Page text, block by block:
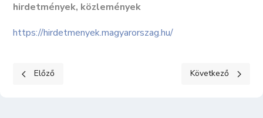
hirdetmények, közlemények
https://hirdetmenyek.magyarorszag.hu/
Előző cikk: KÖZÉRDEKŰ ADATOK II. Tevékenységre,
Előző Következő cikk:
Következő